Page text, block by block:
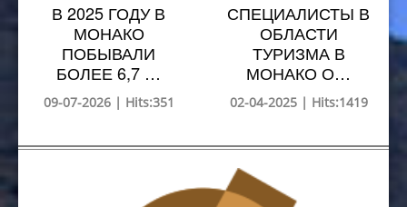
В 2025 ГОДУ В
МОНАКО
ПОБЫВАЛИ
БОЛЕЕ 6,7 …
09-07-2026 | Hits:351
СПЕЦИАЛИСТЫ В
ОБЛАСТИ
ТУРИЗМА В
МОНАКО О…
02-04-2025 | Hits:1419